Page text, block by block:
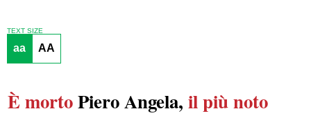
TEXT SIZE
aa AA
È mortoPiero Angela, il più noto